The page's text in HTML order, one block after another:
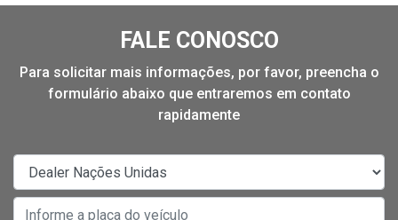
FALE CONOSCO
Para solicitar mais informações, por favor, preencha o
formulário abaixo que entraremos em contato
rapidamente